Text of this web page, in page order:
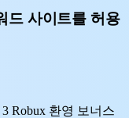
드 사이트를 허용
Robux 환영 보너스